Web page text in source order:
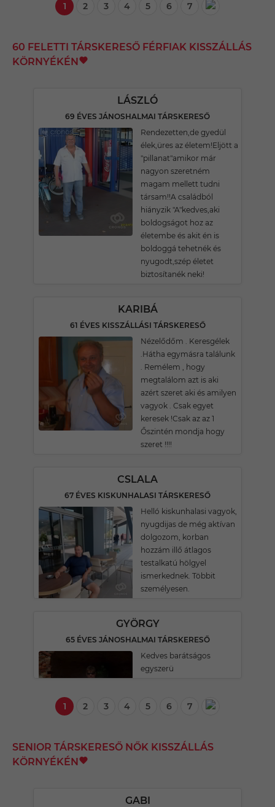
1 2 3 4 5 6 7
60 FELETTI TÁRSKERESŐ FÉRFIAK KISSZÁLLÁS
KÖRNYÉKÉN
LÁSZLÓ
69 ÉVES JÁNOSHALMAI TÁRSKERESŐ
Rendezetten,de gyedül
élek,üres az életem!Eljött a
"pillanat"amikor már
nagyon szeretném
magam mellett tudni
társam!!A családból
hiányzik "A"kedves,aki
boldogságot hoz az
életembe és akit én is
boldoggá tehetnék és
nyugodt,szép életet
biztosítanék neki!
KARIBÁ
61 ÉVES KISSZÁLLÁSI TÁRSKERESŐ
Nézelődőm . Keresgélek
.Hátha egymásra találunk
. Remélem , hogy
megtalálom azt is aki
azért szeret aki és amilyen
vagyok . Csak egyet
keresek !Csak az az 1
Őszintén mondja hogy
szeret !!!!
CSLALA
67 ÉVES KISKUNHALASI TÁRSKERESŐ
Helló kiskunhalasi vagyok,
nyugdijas de még aktívan
dolgozom, korban
hozzám illő átlagos
testalkatú hölgyel
ismerkednek. Többit
személyesen.
GYÖRGY
65 ÉVES JÁNOSHALMAI TÁRSKERESŐ
Kedves barátságos
egyszerü
1 2 3 4 5 6 7
SENIOR TÁRSKERESŐ NŐK KISSZÁLLÁS
KÖRNYÉKÉN
GABI